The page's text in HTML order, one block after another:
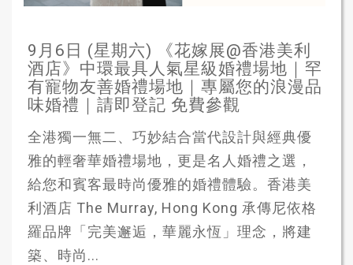
9月6日 (星期六) 《花嫁展@香港美利
酒店》中環最具人氣星級婚禮場地｜罕
有寵物友善婚禮場地｜專屬您的浪漫品
味婚禮｜請即登記 免費參觀
全港獨一無二、巧妙結合當代設計與經典優
雅的輕奢華婚禮場地，更是名人婚禮之選，
給您和賓客最時尚優雅的婚禮體驗。香港美
利酒店 The Murray, Hong Kong 承傳尼依格
羅品牌「完美邂逅，華麗永恆」理念，將建
築、時尚...